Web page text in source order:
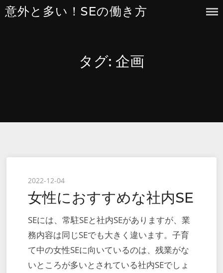
Skip
意外と多い！SEの働き方
タグ: 企画
Posted
on
2022-12-04
女性におすすめな社内SE
SEには、常駐SEと社内SEがありますが、業
務内容は同じSEでも大きく違います。子育
て中の女性SEに向いているのは、残業がな
いところが多いとされている社内SEでしょ